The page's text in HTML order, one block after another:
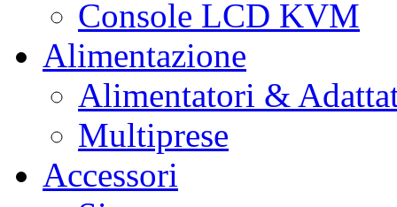
Console LCD KVM
Alimentazione
Alimentatori &
Multiprese
Accessori